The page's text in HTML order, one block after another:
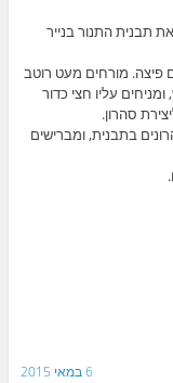
ומרפדים את תבנית התנור בנייר
כמו שחותכים פיצה. מורחים מעט רוטב
עליו חצי כדור
סהרון.
בתבנית, ומברישים
6 במאי 2015